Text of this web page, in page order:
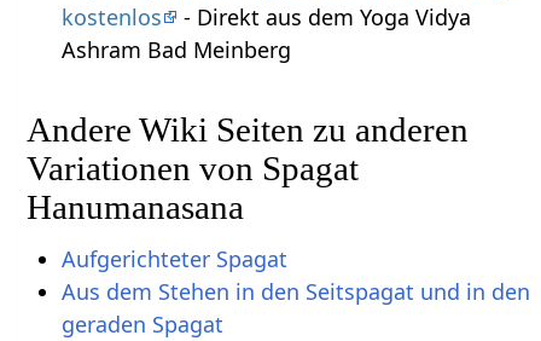
kostenlos
- Direkt aus dem Yoga Vidya
Ashram Bad Meinberg
Andere Wiki Seiten zu anderen
Variationen von Spagat
Hanumanasana
Aufgerichteter Spagat
Aus dem Stehen in den Seitspagat und in den
geraden Spagat